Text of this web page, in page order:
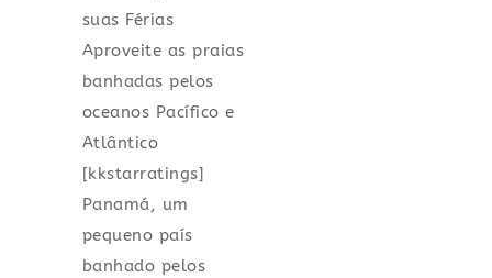
suas Férias
Aproveite as praias
banhadas pelos
oceanos Pacífico e
Atlântico
[kkstarratings]
Panamá, um
pequeno país
banhado pelos